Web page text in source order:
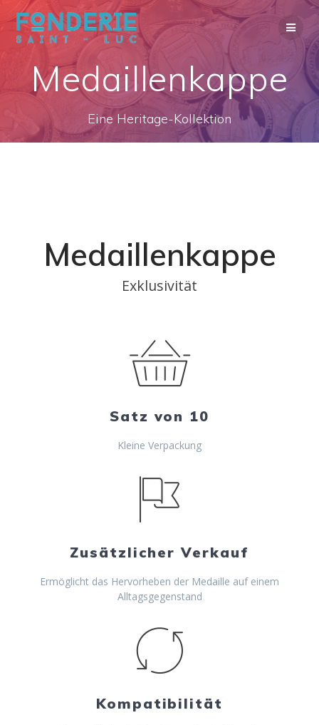
Zum
Inhalt
springen
Medaillenkappe
Eine Heritage-Kollektion
Medaillenkappe
Exklusivität
Satz von 10
Kleine Verpackung
Zusätzlicher Verkauf
Ermöglicht das Hervorheben der Medaille auf einem
Alltagsgegenstand
Kompatibilität